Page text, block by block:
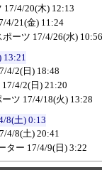
17/4/20(木) 12:13
4/21(金) 11:24
ポーツ 17/4/26(水) 10:56
13:21
4/2(日) 18:48
17/4/2(日) 21:20
ツ 17/4/18(火) 13:28
8(土) 0:13
4/8(土) 20:41
ター 17/4/9(日) 3:22